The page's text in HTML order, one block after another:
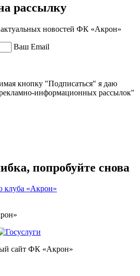
рассылку
новостей ФК «Акрон»
Ваш Email
кнопку "Подписаться" я даю
информационных рассылок"
попробуйте снова
сайт ФК «Акрон»